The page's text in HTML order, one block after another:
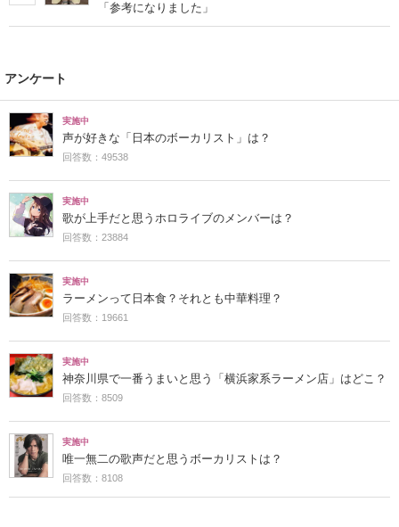
「参考になりました」
アンケート
実施中
声が好きな「日本のボーカリスト」は？
回答数：49538
実施中
歌が上手だと思うホロライブのメンバーは？
回答数：23884
実施中
ラーメンって日本食？それとも中華料理？
回答数：19661
実施中
神奈川県で一番うまいと思う「横浜家系ラーメン店」はどこ？
回答数：8509
実施中
唯一無二の歌声だと思うボーカリストは？
回答数：8108